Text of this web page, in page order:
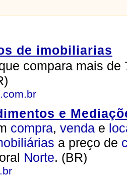
de imobiliarias
compara mais
e
compra, venda e
a preço de
Norte. (BR)